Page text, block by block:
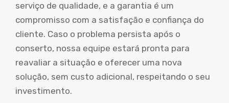
serviço de qualidade, e a garantia é um
compromisso com a satisfação e confiança do
cliente. Caso o problema persista após o
conserto, nossa equipe estará pronta para
reavaliar a situação e oferecer uma nova
solução, sem custo adicional, respeitando o seu
investimento.